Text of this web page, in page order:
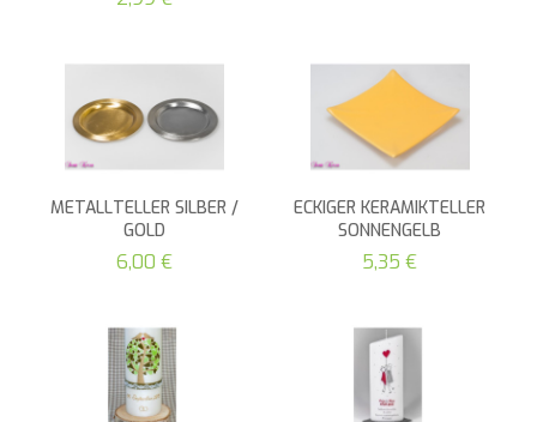
METALLTELLER SILBER /
GOLD
6,00 €
ECKIGER KERAMIKTELLER
SONNENGELB
5,35 €